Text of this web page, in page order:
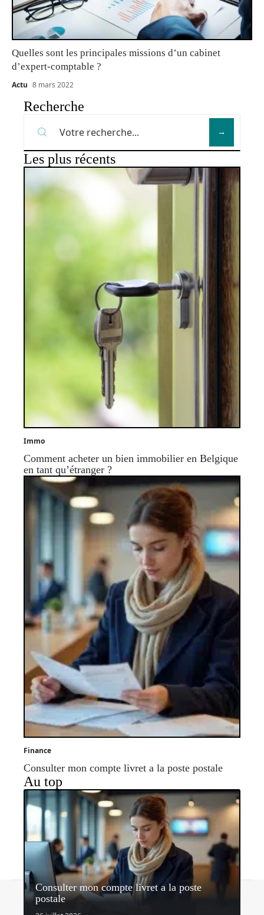
Quelles sont les principales missions d’un cabinet
d’expert-comptable ?
Actu 8 mars 2022
Recherche
Les plus récents
Immo
Comment acheter un bien immobilier en Belgique
en tant qu’étranger ?
Finance
Consulter mon compte livret a la poste postale
Au top
Consulter mon compte livret a la poste
postaleContact Mentions légales Sitemap